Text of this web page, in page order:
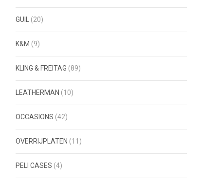
GUIL (20)
K&M (9)
KLING & FREITAG (89)
LEATHERMAN (10)
OCCASIONS (42)
OVERRIJPLATEN (11)
PELI CASES (4)